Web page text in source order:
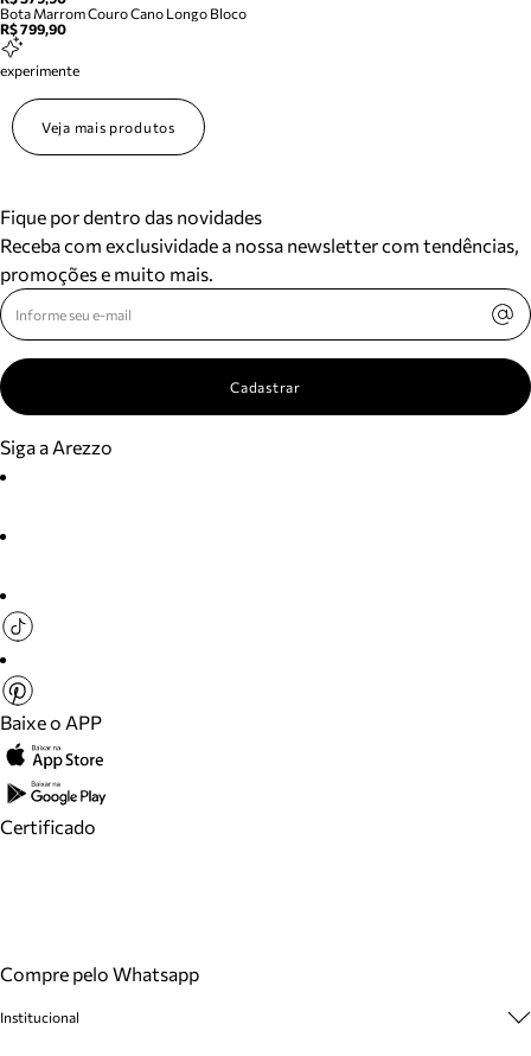
Bota Marrom Couro Cano Longo Bloco
R$ 799,90
experimente
Veja mais produtos
Fique por dentro das novidades
Receba com exclusividade a nossa newsletter com tendências,
promoções e muito mais.
Cadastrar
Siga a Arezzo
Baixe o APP
Certificado
Compre pelo Whatsapp
Institucional